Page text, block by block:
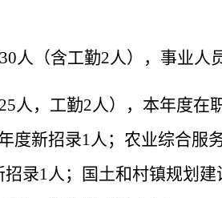
30人（含工勤2人），事业人
25人，工勤2人），本年度在
度新招录1人；农业综合服
招录1人；国土和村镇规划